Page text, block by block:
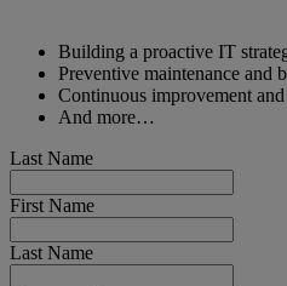
Building a proactive IT
Preventive maintenance and
Continuous improvement
And more…
Last Name
First Name
Last Name